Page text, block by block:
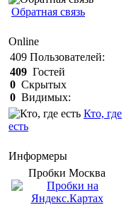
Обратная связь
Online
409 Пользователей:
409 Гостей
0 Скрытых
0 Видимых:
Кто, где
есть
Информеры
Пробки Mосква